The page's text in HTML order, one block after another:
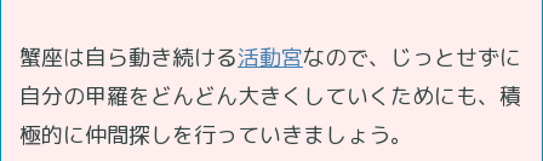
蟹座は自ら動き続ける活動宮なので、じっとせずに
自分の甲羅をどんどん大きくしていくためにも、積
極的に仲間探しを行っていきましょう。